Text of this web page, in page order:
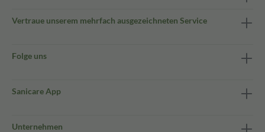
Vertraue unserem mehrfach ausgezeichneten Service
Folge uns
Sanicare App
Unternehmen